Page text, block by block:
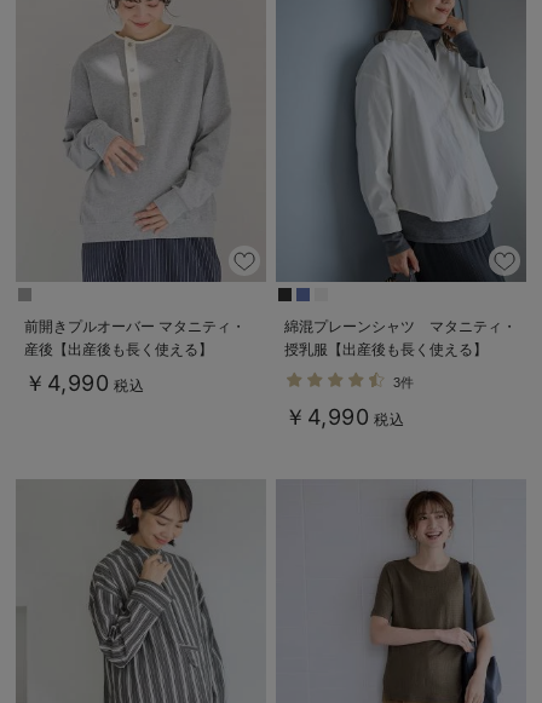
前開きプルオーバー マタニティ・
産後【出産後も長く使える】
￥4,990 税込
綿混プレーンシャツ マタニティ・
授乳服【出産後も長く使える】
3件
￥4,990 税込